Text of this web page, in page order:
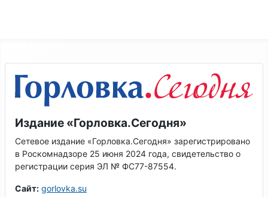
Издание «Горловка.Сегодня»
Сетевое издание «Горловка.Сегодня» зарегистрировано
в Роскомнадзоре 25 июня 2024 года, свидетельство о
регистрации серия ЭЛ № ФС77-87554.
Сайт: gorlovka.su